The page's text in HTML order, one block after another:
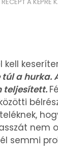
A KÉPRE
kell
a hurka.
teljesített.
nem
semmi